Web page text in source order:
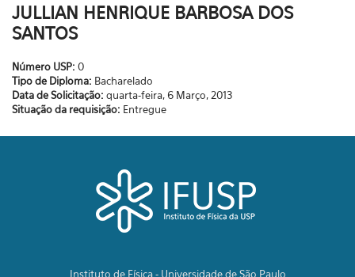
JULLIAN HENRIQUE BARBOSA DOS
SANTOS
Número USP: 0
Tipo de Diploma: Bacharelado
Data de Solicitação: quarta-feira, 6 Março, 2013
Situação da requisição: Entregue
Instituto de Física - Universidade de São Paulo